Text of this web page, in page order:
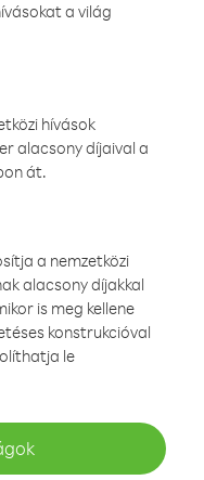
a világ
hívások
alacsony díjaival a
át.
a nemzetközi
alacsony díjakkal
is meg kellene
konstrukcióval
le